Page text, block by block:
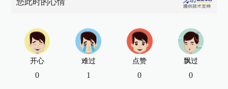
您此时的心情
开心
0
难过
1
点赞
0
飘过
0